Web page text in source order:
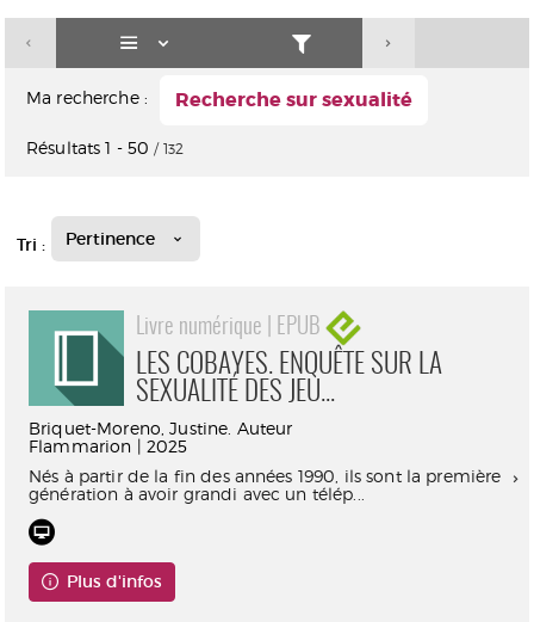
Ma recherche : Recherche sur sexualité
Résultats1 - 50 / 132
Tri : Pertinence
Livre numérique | EPUB
LES COBAYES. ENQUÊTE SUR LA
SEXUALITÉ DES JEU...
Briquet-Moreno, Justine. Auteur
Flammarion | 2025
Nés à partir de la fin des années 1990, ils sont la première
génération à avoir grandi avec un télép...
Plus d'infos